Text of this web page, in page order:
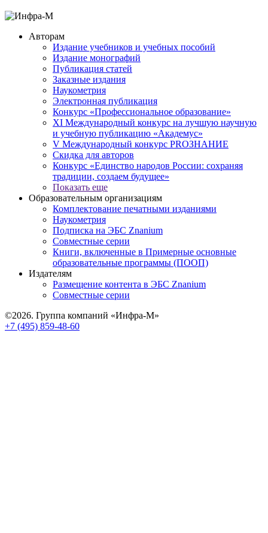
Авторам
Издание учебников и учебных пособий
Издание монографий
Публикация статей
Заказные издания
Наукометрия
Электронная публикация
Конкурс «Профессиональное образование»
XI Международный конкурс на лучшую научную
и учебную публикацию «Академус»
V Международный конкурс PROЗНАНИЕ
Скидка для авторов
Конкурс «Единство народов России: сохраняя
традиции, создаем будущее»
Показать еще
Образовательным организациям
Комплектование печатными изданиями
Наукометрия
Подписка на ЭБС Znanium
Совместные серии
Книги, включенные в Примерные основные
образовательные программы (ПООП)
Издателям
Размещение контента в ЭБС Znanium
Совместные серии
©2026. Группа компаний «Инфра-М»
+7 (495) 859-48-60